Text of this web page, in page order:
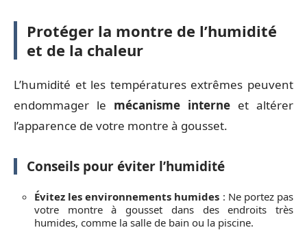
Protéger la montre de l’humidité
et de la chaleur
L’humidité et les températures extrêmes peuvent
endommager le mécanisme interne et altérer
l’apparence de votre montre à gousset.
Conseils pour éviter l’humidité
Évitez les environnements humides : Ne portez pas
votre montre à gousset dans des endroits très
humides, comme la salle de bain ou la piscine.